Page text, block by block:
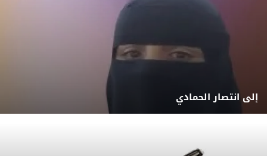
إلى انتصار الحمادي